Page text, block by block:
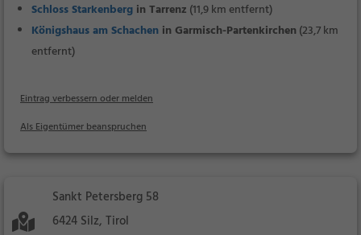
Schloss Starkenberg in Tarrenz (11,9 km entfernt)
Königshaus am Schachen in Garmisch-Partenkirchen (23,7 km
entfernt)
Eintrag verbessern oder melden
Als Eigentümer beanspruchen
Sankt Petersberg 58
6424 Silz, Tirol